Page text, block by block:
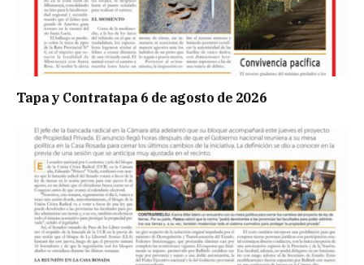
Tapa y Contratapa 6 de agosto de 2026